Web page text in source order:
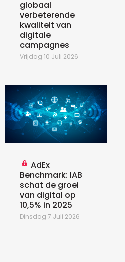
globaal
verbeterende
kwaliteit van
digitale
campagnes
Vrijdag 10 Juli 2026
AdEx
Benchmark: IAB
schat de groei
van digital op
10,5% in 2025
Dinsdag 7 Juli 2026